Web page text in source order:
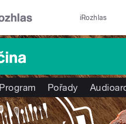
iRozhlas
Program Pořady